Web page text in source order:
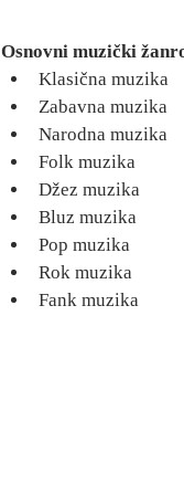
Osnovni muzički
Klasična muzika
Zabavna muzika
Narodna muzika
Folk muzika
Džez muzika
Bluz muzika
Pop muzika
Rok muzika
Fank muzika